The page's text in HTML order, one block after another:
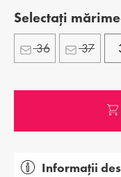
Selectați
36 37
Informații